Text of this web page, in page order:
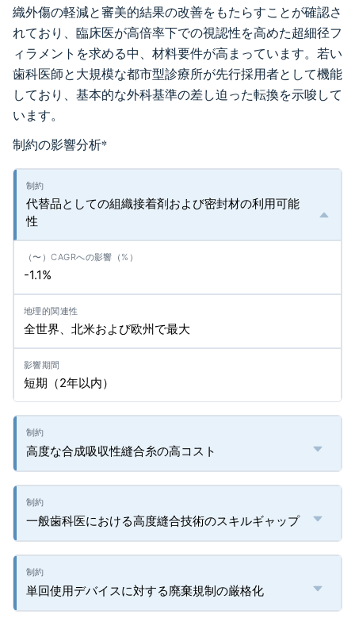
織外傷の軽減と審美的結果の改善をもたらすことが確認さ
れており、臨床医が高倍率下での視認性を高めた超細径フ
ィラメントを求める中、材料要件が高まっています。若い
歯科医師と大規模な都市型診療所が先行採用者として機能
しており、基本的な外科基準の差し迫った転換を示唆して
います。
制約の影響分析*
代替品としての組織接着剤および密封材の利用可能
性
-1.1%
全世界、北米および欧州で最大
短期（2年以内）
高度な合成吸収性縫合糸の高コスト
一般歯科医における高度縫合技術のスキルギャップ
単回使用デバイスに対する廃棄規制の厳格化